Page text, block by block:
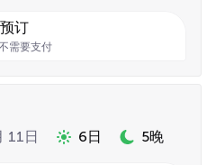
预订
需要支付
11日 6日 5晚